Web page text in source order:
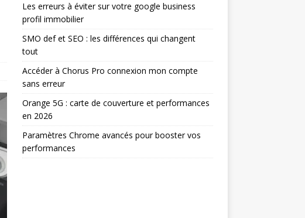
Les erreurs à éviter sur votre google business
profil immobilier
SMO def et SEO : les différences qui changent
tout
Accéder à Chorus Pro connexion mon compte
sans erreur
Orange 5G : carte de couverture et performances
en 2026
Paramètres Chrome avancés pour booster vos
performances